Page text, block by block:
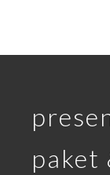
paket